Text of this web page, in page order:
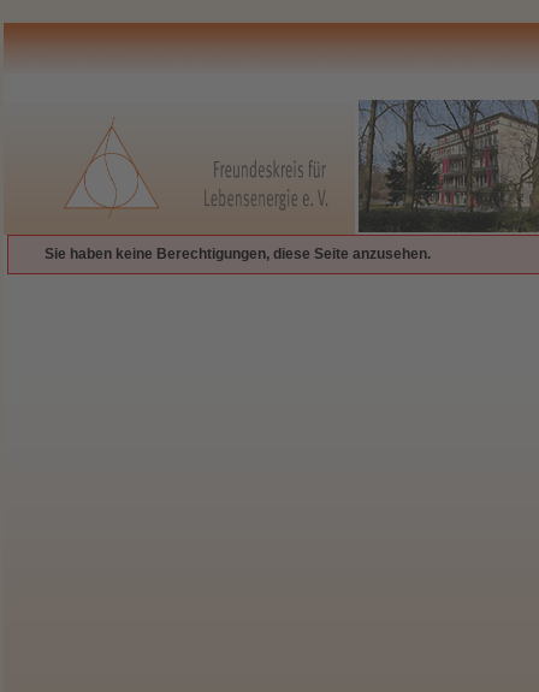
Sie haben keine Berechtigungen, diese Seite anzusehen.